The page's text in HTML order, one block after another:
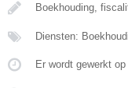
Boekhouding,
Diensten:
Er wordt gewerkt op